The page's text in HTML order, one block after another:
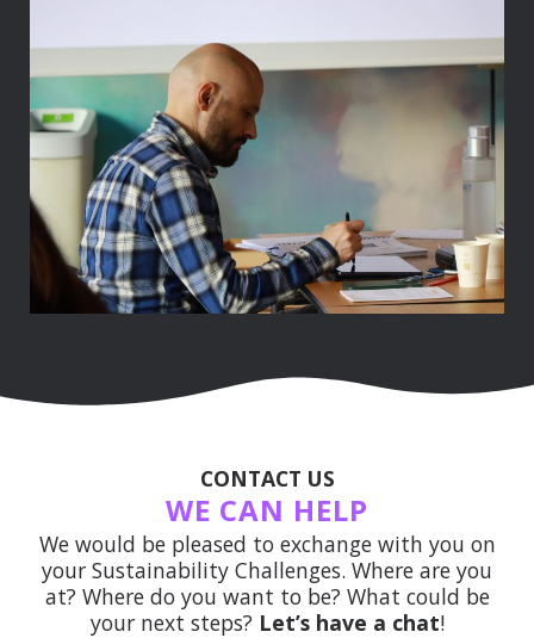
CONTACT US
WE CAN HELP
We would be pleased to exchange with you on
your Sustainability Challenges. Where are you
at? Where do you want to be? What could be
your next steps? Let’s have a chat!